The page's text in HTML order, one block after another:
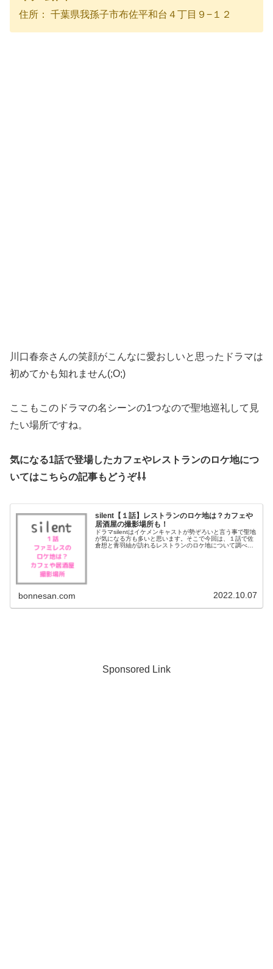
住所： 千葉県我孫子市布佐平和台４丁目９−１２
川口春奈さんの笑顔がこんなに愛おしいと思ったドラマは
初めてかも知れません(;O;)
ここもこのドラマの名シーンの1つなので聖地巡礼して見
たい場所ですね。
気になる1話で登場したカフェやレストランのロケ地につ
いてはこちらの記事もどうぞ⇩⇩
silent【１話】レストランのロケ地は？カフェや
居酒屋の撮影場所も！
ドラマsilentはイケメンキャストが勢ぞろいと言う事で聖地
が気になる方も多いと思います。そこで今回は、１話で佐
倉想と青羽紬が訪れるレストランのロケ地について調べて
bonnesan.com 2022.10.07
Sponsored Link